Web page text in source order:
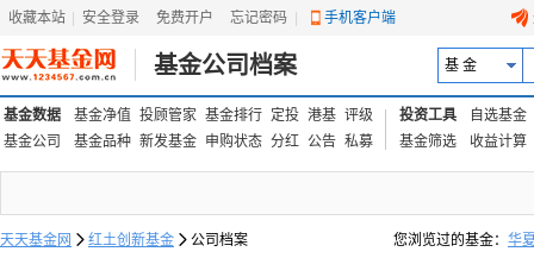
收藏本站 安全登录 免费开户 忘记密码 手机客户端
基金公司档案 基 金
基金数据 基金净值 投顾管家 基金排行 定投 港基 评级
基金公司
基金品种 新发基金 申购状态 分红 公告 私募
投资工具
自选基金
基金筛选
收益计算
天天基金网  红土创新基金  公司档案 您浏览过的基金： 华